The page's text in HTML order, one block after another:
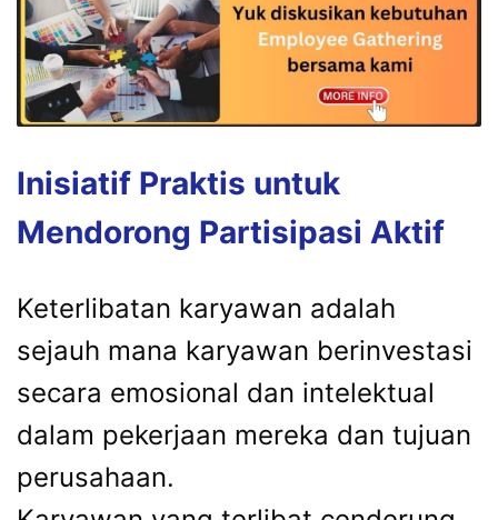
Inisiatif Praktis untuk
Mendorong Partisipasi Aktif
Keterlibatan karyawan adalah
sejauh mana karyawan berinvestasi
secara emosional dan intelektual
dalam pekerjaan mereka dan tujuan
perusahaan.